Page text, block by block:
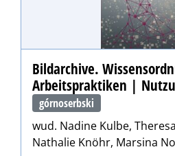
Bildarchive.
Arbeitspraktiken |
górnoserbski
wud. Nadine Kulbe,
Nathalie Knöhr, Marsina